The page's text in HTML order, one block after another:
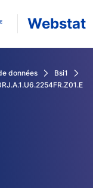
de navigation
Webstat
données
Bsi1